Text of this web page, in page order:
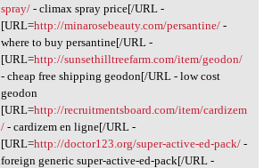
spray/- climax spray price[/URL -
[URL=http://minarosebeauty.com/persantine/-
where to buy persantine[/URL -
[URL=http://sunsethilltreefarm.com/item/geodon/
- cheap free shipping geodon[/URL - low cost
geodon
[URL=http://recruitmentsboard.com/item/cardizem
/- cardizem en ligne[/URL -
[URL=http://doctor123.org/super-active-ed-pack/-
foreign generic super-active-ed-pack[/URL -